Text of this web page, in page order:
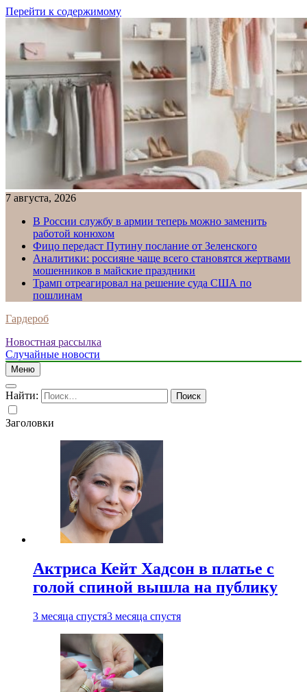
Перейти к содержимому
7 августа, 2026
В России службу в армии теперь можно заменить
работой конюхом
Фицо передаст Путину послание от Зеленского
Аналитики: россияне чаще всего становятся жертвами
мошенников в майские праздники
Трамп отреагировал на решение суда США по
пошлинам
Гардероб
Новостная рассылка
Случайные новости
Меню
Найти:
Заголовки
Актриса Кейт Хадсон в платье с
голой спиной вышла на публику
3 месяца спустя3 месяца спустя